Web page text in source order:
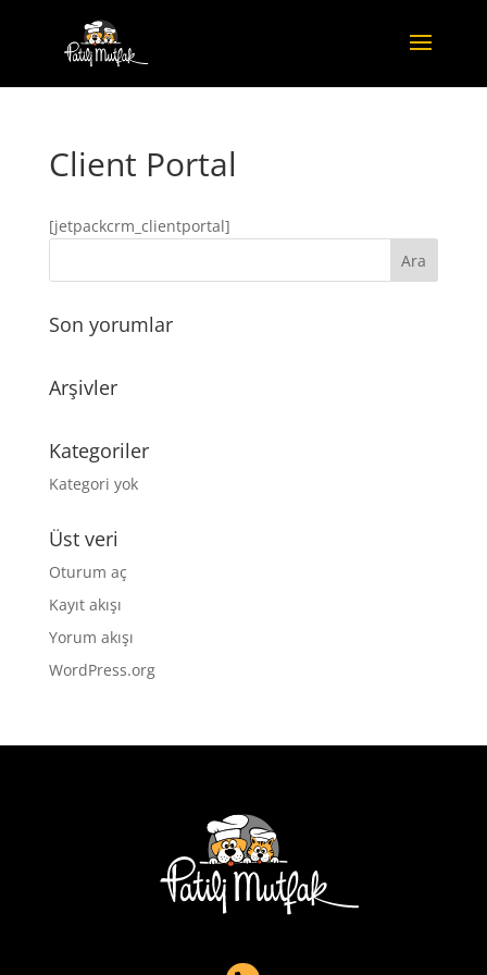
Client Portal
[jetpackcrm_clientportal]
Son yorumlar
Arşivler
Kategoriler
Kategori yok
Üst veri
Oturum aç
Kayıt akışı
Yorum akışı
WordPress.org